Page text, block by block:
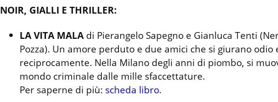
NOIR, GIALLI E THRILLER:
LA VITA MALA di Pierangelo Sapegno e Gianluca Tenti
Pozza). Un amore perduto e due amici che si giurano odio
reciprocamente. Nella Milano degli anni di piombo, si
mondo criminale dalle mille sfaccettature.
Per saperne di più: scheda libro.